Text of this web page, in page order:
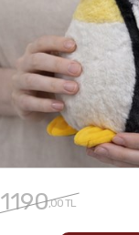
1190,00 TL